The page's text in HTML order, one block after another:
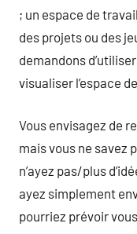
; un espace de
des projets ou des
demandons
visualiser l’espace
Vous envisagez de
mais vous ne savez
n’ayez pas/plus
ayez simplement
pourriez prévoir